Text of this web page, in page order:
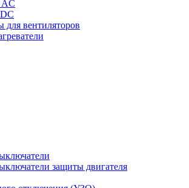
AC
для вентиляторов
защиты двигателя